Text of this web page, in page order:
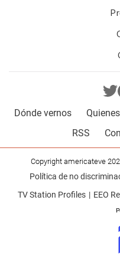
Dónde vernos
RSS
Copyright americateve
Política de no
TV Station Profiles
EEO